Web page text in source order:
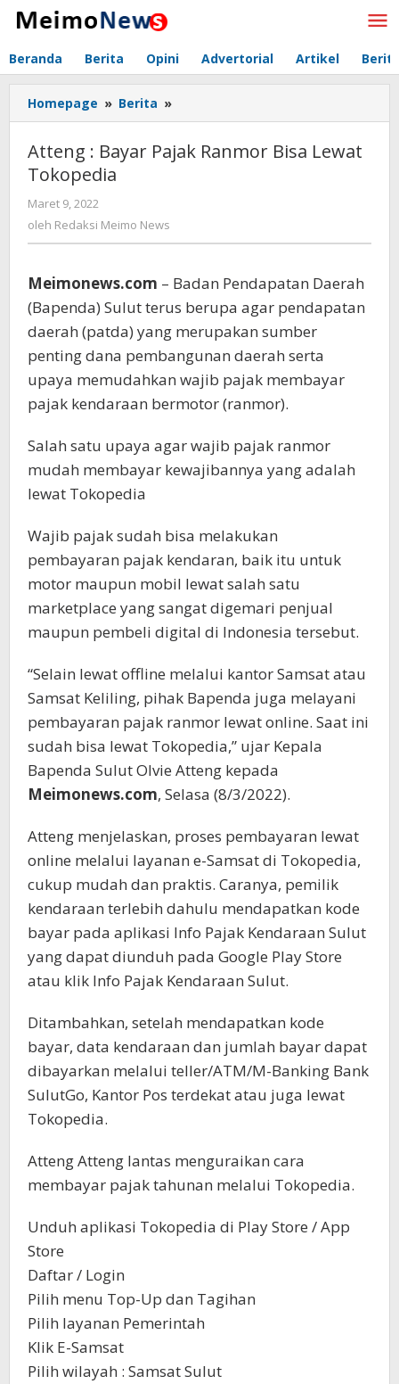
Lewati
Beranda Berita Opini Advertorial Artikel
Homepage » Berita »
:
Bayar
Pajak
Atteng : Bayar Pajak Ranmor Bisa Lewat
Tokopedia
Maret 9, 2022
Redaksi
oleh Redaksi Meimo News
Meimonews.com – Badan Pendapatan Daerah
(Bapenda) Sulut terus berupa agar pendapatan
daerah (patda) yang merupakan sumber
penting dana pembangunan daerah serta
upaya memudahkan wajib pajak membayar
pajak kendaraan bermotor (ranmor).
Salah satu upaya agar wajib pajak ranmor
mudah membayar kewajibannya yang adalah
lewat Tokopedia
Wajib pajak sudah bisa melakukan
pembayaran pajak kendaran, baik itu untuk
motor maupun mobil lewat salah satu
marketplace yang sangat digemari penjual
maupun pembeli digital di Indonesia tersebut.
“Selain lewat offline melalui kantor Samsat atau
Samsat Keliling, pihak Bapenda juga melayani
pembayaran pajak ranmor lewat online. Saat ini
sudah bisa lewat Tokopedia,” ujar Kepala
Bapenda Sulut Olvie Atteng kepada
Meimonews.com, Selasa (8/3/2022).
Atteng menjelaskan, proses pembayaran lewat
online melalui layanan e-Samsat di Tokopedia,
cukup mudah dan praktis. Caranya, pemilik
kendaraan terlebih dahulu mendapatkan kode
bayar pada aplikasi Info Pajak Kendaraan Sulut
yang dapat diunduh pada Google Play Store
atau klik Info Pajak Kendaraan Sulut.
Ditambahkan, setelah mendapatkan kode
bayar, data kendaraan dan jumlah bayar dapat
dibayarkan melalui teller/ATM/M-Banking Bank
SulutGo, Kantor Pos terdekat atau juga lewat
Tokopedia.
Atteng Atteng lantas menguraikan cara
membayar pajak tahunan melalui Tokopedia.
Unduh aplikasi Tokopedia di Play Store / App
Store
Daftar / Login
Pilih menu Top-Up dan Tagihan
Pilih layanan Pemerintah
Klik E-Samsat
Pilih wilayah : Samsat Sulut